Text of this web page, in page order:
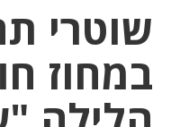
שוטרי
במחוז